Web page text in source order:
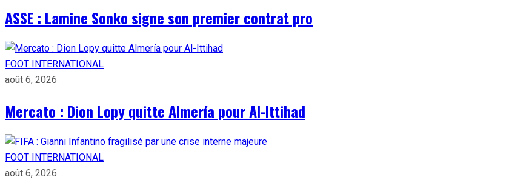
ASSE : Lamine Sonko signe son premier contrat pro
FOOT INTERNATIONAL
août 6, 2026
Mercato : Dion Lopy quitte Almería pour Al-Ittihad
FOOT INTERNATIONAL
août 6, 2026